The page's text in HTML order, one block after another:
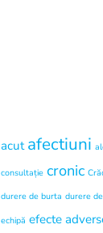
acut afectiuni
consultație cronic
durere de burta durere
echipă efecte